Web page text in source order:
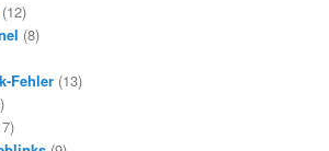
(12)
(8)
Fehler(13)